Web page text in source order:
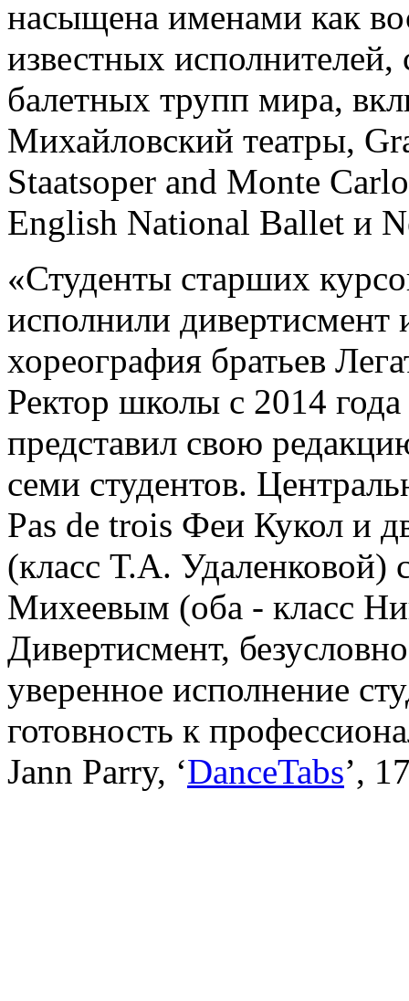
насыщена именами как
известных
балетных трупп мира,
Михайловский театры,
Staatsoper and Monte
English National Ballet и
«Студенты старших
исполнили дивертисмент
хореография братьев
Ректор школы с 2014
представил свою
семи студентов.
Pas de trois Феи Кукол и
(класс Т.А.
Михеевым (оба - класс
Дивертисмент,
уверенное исполнение
готовность к
Jann Parry, ‘DanceTabs’,